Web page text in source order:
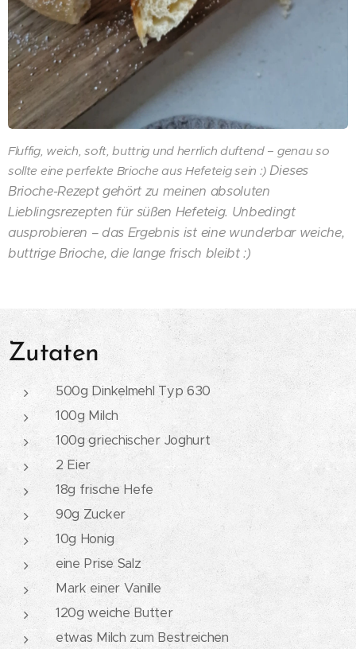
Fluffig, weich, soft, buttrig und herrlich duftend – genau so
sollte eine perfekte Brioche aus Hefeteig sein :) Dieses
Brioche-Rezept gehört zu meinen absoluten
Lieblingsrezepten für süßen Hefeteig. Unbedingt
ausprobieren – das Ergebnis ist eine wunderbar weiche,
buttrige Brioche, die lange frisch bleibt :)
Zutaten
500g Dinkelmehl Typ 630
100g Milch
100g griechischer Joghurt
2 Eier
18g frische Hefe
90g Zucker
10g Honig
eine Prise Salz
Mark einer Vanille
120g weiche Butter
etwas Milch zum Bestreichen